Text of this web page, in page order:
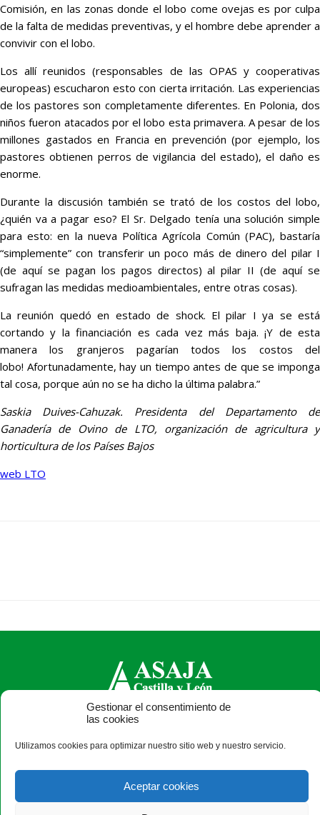
Gestionar el consentimiento de
las cookies
Utilizamos cookies para optimizar nuestro sitio web y nuestro servicio.
Aceptar cookies
Comisión, en las zonas donde el lobo come ovejas es por culpa
de la falta de medidas preventivas, y el hombre debe aprender a
convivir con el lobo.
Los allí reunidos (responsables de las OPAS y cooperativas
europeas) escucharon esto con cierta irritación. Las experiencias
de los pastores son completamente diferentes. En Polonia, dos
niños fueron atacados por el lobo esta primavera. A pesar de los
millones gastados en Francia en prevención (por ejemplo, los
pastores obtienen perros de vigilancia del estado), el daño es
enorme.
Durante la discusión también se trató de los costos del lobo,
¿quién va a pagar eso? El Sr. Delgado tenía una solución simple
para esto: en la nueva Política Agrícola Común (PAC), bastaría
“simplemente” con transferir un poco más de dinero del pilar I
(de aquí se pagan los pagos directos) al pilar II (de aquí se
sufragan las medidas medioambientales, entre otras cosas).
La reunión quedó en estado de shock. El pilar I ya se está
cortando y la financiación es cada vez más baja. ¡Y de esta
manera los granjeros pagarían todos los costos del
lobo! Afortunadamente, hay un tiempo antes de que se imponga
tal cosa, porque aún no se ha dicho la última palabra.”
Saskia Duives-Cahuzak. Presidenta del Departamento de
Ganadería de Ovino de LTO, organización de agricultura y
horticultura de los Países Bajos
web LTO
ASAJA Castilla y León - Jóvenes Agricultores
Calle Monasterio de Santa Isabel, nº 6 (bajo). CP 47015
Valladolid - España · Tel.: +34 983 472 350 ·
info@asajacyl.com